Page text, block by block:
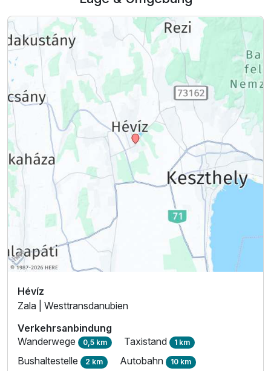
Hévíz
Zala | Westtransdanubien
Verkehrsanbindung
Wanderwege 0,5 km Taxistand 1 km
Bushaltestelle 2 km Autobahn 10 km